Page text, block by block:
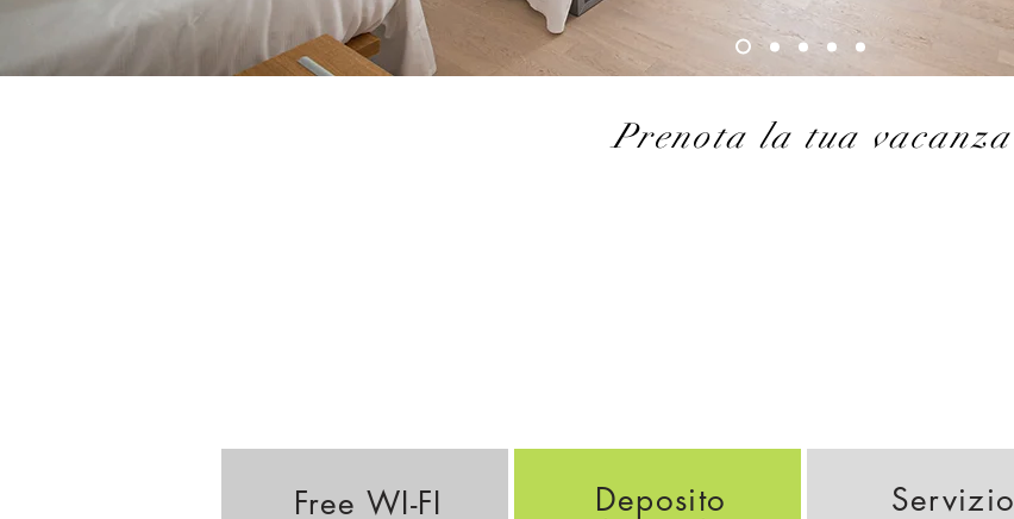
Free WI-FI
Deposito
Servizio
Prenota la tua vacanza